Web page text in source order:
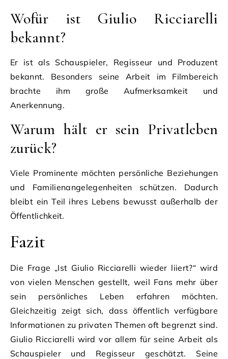
Wofür ist Giulio Ricciarelli
bekannt?
Er ist als Schauspieler, Regisseur und Produzent
bekannt. Besonders seine Arbeit im Filmbereich
brachte ihm große Aufmerksamkeit und
Anerkennung.
Warum hält er sein Privatleben
zurück?
Viele Prominente möchten persönliche Beziehungen
und Familienangelegenheiten schützen. Dadurch
bleibt ein Teil ihres Lebens bewusst außerhalb der
Öffentlichkeit.
Fazit
Die Frage „Ist Giulio Ricciarelli wieder liiert?“ wird
von vielen Menschen gestellt, weil Fans mehr über
sein persönliches Leben erfahren möchten.
Gleichzeitig zeigt sich, dass öffentlich verfügbare
Informationen zu privaten Themen oft begrenzt sind.
Giulio Ricciarelli wird vor allem für seine Arbeit als
Schauspieler und Regisseur geschätzt. Seine